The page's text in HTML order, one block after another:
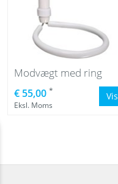
Modvægt med ring
€ 55,00 *
Eksl. Moms
Vis